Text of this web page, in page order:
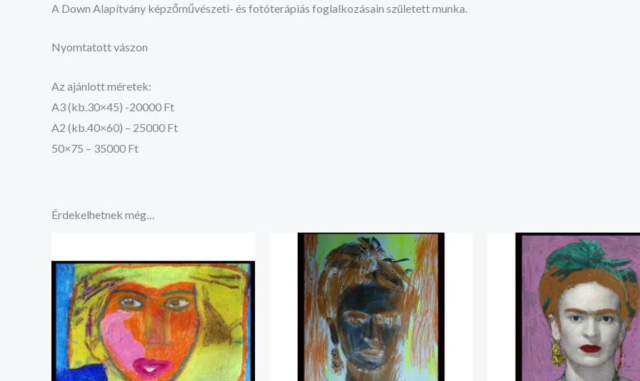
A Down Alapítvány képzőművészeti- és fotóterápiás foglalkozásain született munka.
Nyomtatott vászon
Az ajánlott méretek:
A3 (kb.30×45) -20000 Ft
A2 (kb.40×60) – 25000 Ft
50×75 – 35000 Ft
Érdekelhetnek még…
-
35.000 Ft
Ártartomány:
20.000 Ft
-
35.000 Ft
20.000 Ft
-
35.000 Ft